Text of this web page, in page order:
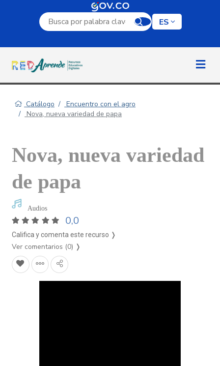
Campo de búsqueda por palabra clave
ES
Catálogo
Encuentro con el agro
Nova, nueva variedad de papa
Nova, nueva variedad
de papa
Audios
0,0
Califica y comenta este recurso ❭
Ver comentarios (0) ❭